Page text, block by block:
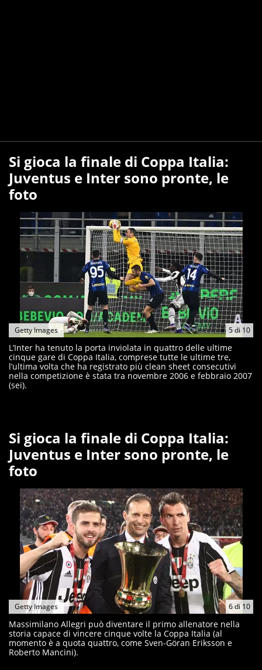
Si gioca la finale di Coppa Italia:
Juventus e Inter sono pronte, le
foto
5di 10
Getty Images
L’Inter ha tenuto la porta inviolata in quattro delle ultime
cinque gare di Coppa Italia, comprese tutte le ultime tre,
l’ultima volta che ha registrato più clean sheet consecutivi
nella competizione è stata tra novembre 2006 e febbraio 2007
(sei).
Si gioca la finale di Coppa Italia:
Juventus e Inter sono pronte, le
foto
6di10
Getty Images
Massimilano Allegri può diventare il primo allenatore nella
storia capace di vincere cinque volte la Coppa Italia (al
momento è a quota quattro, come Sven-Göran Eriksson e
Roberto Mancini).